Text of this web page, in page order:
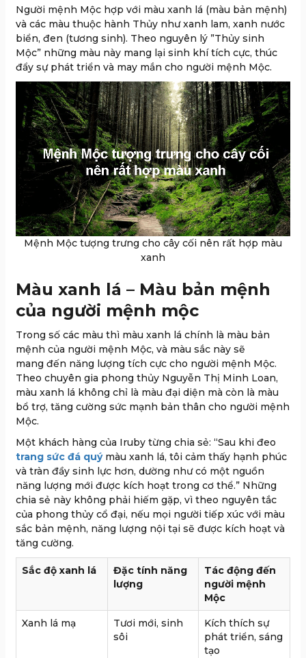
Người mệnh Mộc hợp với màu xanh lá (màu bản mệnh)
và các màu thuộc hành Thủy như xanh lam, xanh nước
biển, đen (tương sinh). Theo nguyên lý ”Thủy sinh
Mộc” những màu này mang lại sinh khí tích cực, thúc
đẩy sự phát triển và may mắn cho người mệnh Mộc.
Mệnh Mộc tượng trưng cho cây cối nên rất hợp màu
xanh
Màu xanh lá – Màu bản mệnh
của người mệnh mộc
Trong số các màu thì màu xanh lá chính là màu bản
mệnh của người mệnh Mộc, và màu sắc này sẽ
mang đến năng lượng tích cực cho người mệnh Mộc.
Theo chuyên gia phong thủy Nguyễn Thị Minh Loan,
màu xanh lá không chỉ là màu đại diện mà còn là màu
bổ trợ, tăng cường sức mạnh bản thân cho người mệnh
Mộc.
Một khách hàng của Iruby từng chia sẻ: “Sau khi đeo
trang sức đá quýmàu xanh lá, tôi cảm thấy hạnh phúc
và tràn đầy sinh lực hơn, dường như có một nguồn
năng lượng mới được kích hoạt trong cơ thể.” Những
chia sẻ này không phải hiếm gặp, vì theo nguyên tắc
của phong thủy cổ đại, nếu mọi người tiếp xúc với màu
sắc bản mệnh, năng lượng nội tại sẽ được kích hoạt và
tăng cường.
Sắc độ xanh lá
Đặc tính năng
lượng
Tác động đến
người mệnh
Mộc
Xanh lá mạ
Tươi mới, sinh
sôi
Kích thích sự
phát triển, sáng
tạo